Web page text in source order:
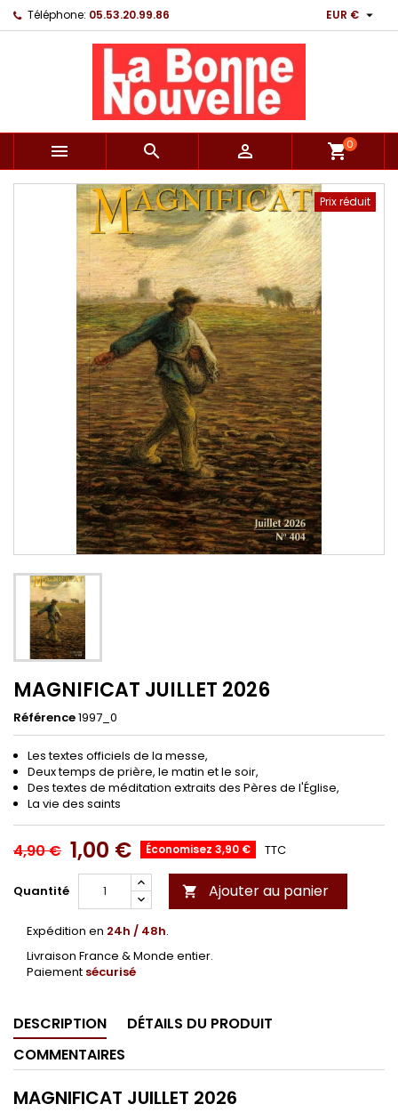
Téléphone: 05.53.20.99.86 EUR € 
   shopping_cart0
Prix réduit
MAGNIFICAT JUILLET 2026
Référence1997_0
Les textes officiels de la messe,
Deux temps de prière, le matin et le soir,
Des textes de méditation extraits des Pères de l'Église,
La vie des saints
4,90 € 1,00 € Économisez 3,90 € TTC
Quantité  Ajouter au panier
Expédition en 24h / 48h.
Livraison France & Monde entier.
Paiement sécurisé
DESCRIPTION
DÉTAILS DU PRODUIT
COMMENTAIRES
MAGNIFICAT JUILLET 2026